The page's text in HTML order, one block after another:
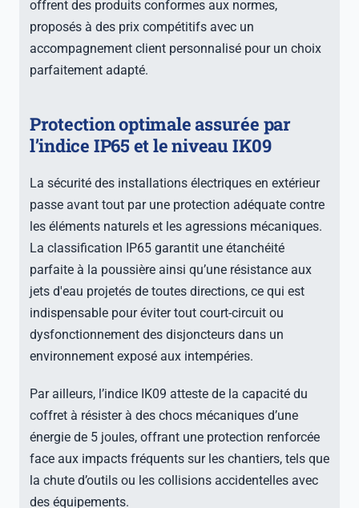
offrent des produits conformes aux normes,
proposés à des prix compétitifs avec un
accompagnement client personnalisé pour un choix
parfaitement adapté.
Protection optimale assurée par
l’indice IP65 et le niveau IK09
La sécurité des installations électriques en extérieur
passe avant tout par une protection adéquate contre
les éléments naturels et les agressions mécaniques.
La classification IP65 garantit une étanchéité
parfaite à la poussière ainsi qu’une résistance aux
jets d'eau projetés de toutes directions, ce qui est
indispensable pour éviter tout court-circuit ou
dysfonctionnement des disjoncteurs dans un
environnement exposé aux intempéries.
Par ailleurs, l’indice IK09 atteste de la capacité du
coffret à résister à des chocs mécaniques d’une
énergie de 5 joules, offrant une protection renforcée
face aux impacts fréquents sur les chantiers, tels que
la chute d’outils ou les collisions accidentelles avec
des équipements.